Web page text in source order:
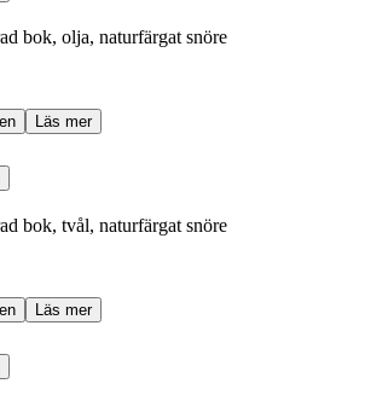
bok, olja, naturfärgat snöre
Läs mer
bok, tvål, naturfärgat snöre
Läs mer